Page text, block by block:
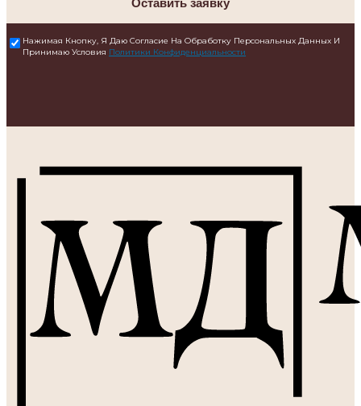
Оставить заявку
Нажимая Кнопку, Я Даю Согласие На Обработку Персональных Данных И
Принимаю Условия Политики Конфиденциальности